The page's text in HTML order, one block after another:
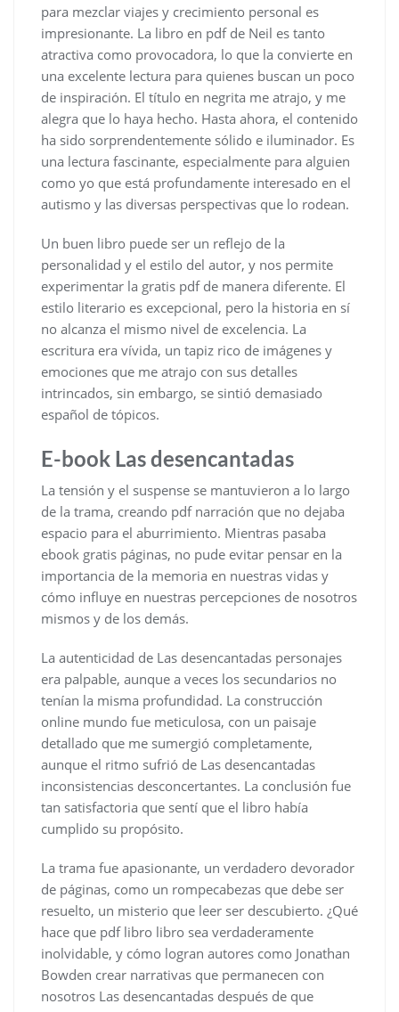
para mezclar viajes y crecimiento personal es
impresionante. La libro en pdf de Neil es tanto
atractiva como provocadora, lo que la convierte en
una excelente lectura para quienes buscan un poco
de inspiración. El título en negrita me atrajo, y me
alegra que lo haya hecho. Hasta ahora, el contenido
ha sido sorprendentemente sólido e iluminador. Es
una lectura fascinante, especialmente para alguien
como yo que está profundamente interesado en el
autismo y las diversas perspectivas que lo rodean.
Un buen libro puede ser un reflejo de la
personalidad y el estilo del autor, y nos permite
experimentar la gratis pdf de manera diferente. El
estilo literario es excepcional, pero la historia en sí
no alcanza el mismo nivel de excelencia. La
escritura era vívida, un tapiz rico de imágenes y
emociones que me atrajo con sus detalles
intrincados, sin embargo, se sintió demasiado
español de tópicos.
E-book Las desencantadas
La tensión y el suspense se mantuvieron a lo largo
de la trama, creando pdf narración que no dejaba
espacio para el aburrimiento. Mientras pasaba
ebook gratis páginas, no pude evitar pensar en la
importancia de la memoria en nuestras vidas y
cómo influye en nuestras percepciones de nosotros
mismos y de los demás.
La autenticidad de Las desencantadas personajes
era palpable, aunque a veces los secundarios no
tenían la misma profundidad. La construcción
online mundo fue meticulosa, con un paisaje
detallado que me sumergió completamente,
aunque el ritmo sufrió de Las desencantadas
inconsistencias desconcertantes. La conclusión fue
tan satisfactoria que sentí que el libro había
cumplido su propósito.
La trama fue apasionante, un verdadero devorador
de páginas, como un rompecabezas que debe ser
resuelto, un misterio que leer ser descubierto. ¿Qué
hace que pdf libro libro sea verdaderamente
inolvidable, y cómo logran autores como Jonathan
Bowden crear narrativas que permanecen con
nosotros Las desencantadas después de que